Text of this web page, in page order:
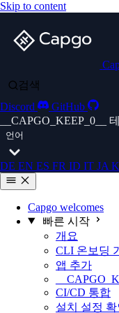
Skip to content
검색
Discord
GitHub
__CAPGO_KEEP_0__
언어
DE EN ES FR ID IT JA
Capgo welcomes
빠른 시작
개요
CLI 온보딩
앱 추가
CI/CD 통합
설치 설정